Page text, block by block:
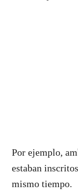
Por ejemplo,
estaban
mismo tiempo.